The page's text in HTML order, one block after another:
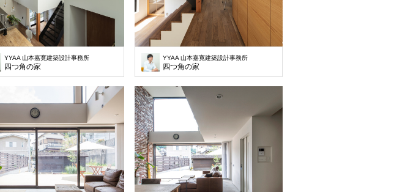
YYAA 山本嘉寛建築設計事務所
四つ角の家
YYAA 山本嘉寛建築設計事務所
四つ角の家